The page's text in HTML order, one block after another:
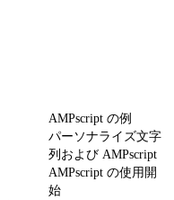
AMPscript の例
パーソナライズ文字
列および AMPscript
AMPscript の使用開
始